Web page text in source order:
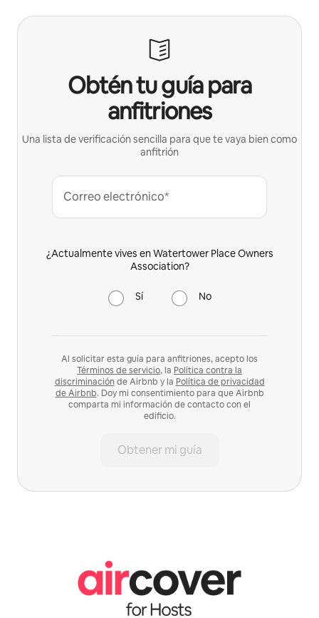
Obtén tu guía para
anfitriones
Una lista de verificación sencilla para que te vaya bien como
anfitrión
Correo electrónico*
¿Actualmente vives en Watertower Place Owners
Association?
Sí No
Al solicitar esta guía para anfitriones, acepto los
Términos de servicio, la Política contra la
discriminación de Airbnb y la Política de privacidad
de Airbnb. Doy mi consentimiento para que Airbnb
comparta mi información de contacto con el
edificio.
Obtener mi guía